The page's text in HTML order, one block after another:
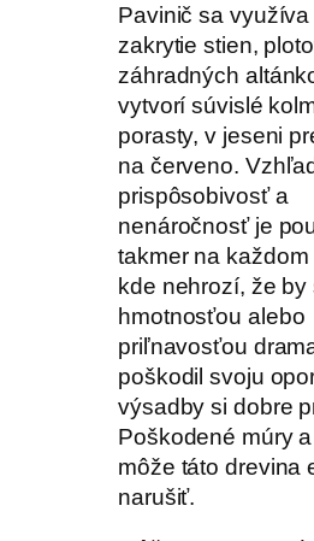
Pavinič sa využíva
zakrytie stien,
záhradných
vytvorí súvislé
porasty, v jeseni
na červeno.
prispôsobivosť a
nenáročnosť je
takmer na každom
kde nehrozí, že by
hmotnosťou alebo
priľnavosťou
poškodil svoju
výsadby si dobre
Poškodené múry
môže táto drevina
narušiť.